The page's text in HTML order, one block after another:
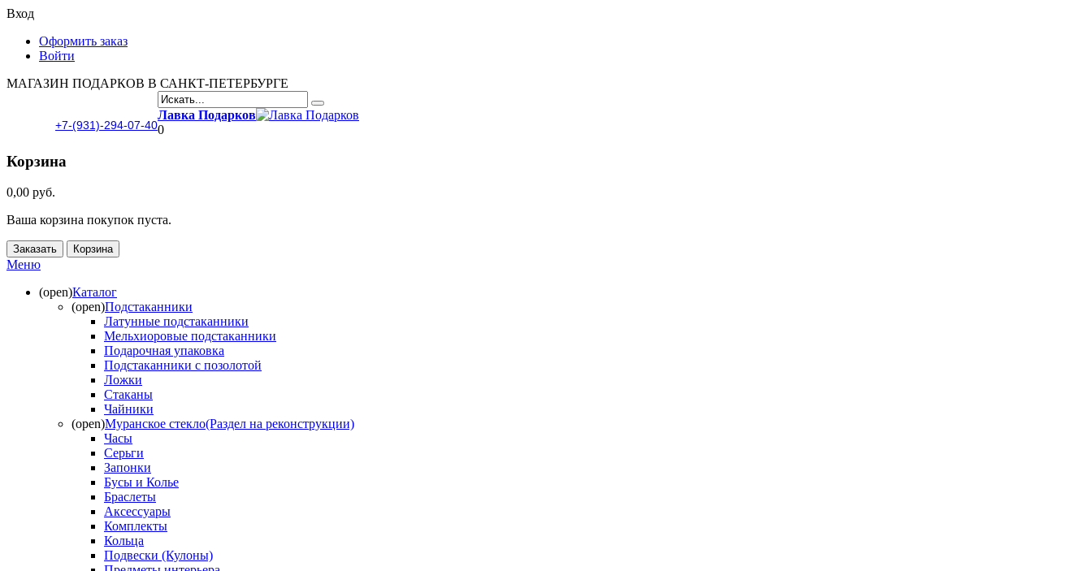
Вход
Оформить заказ
Войти
МАГАЗИН ПОДАРКОВ В САНКТ-ПЕТЕРБУРГЕ
+7-(931)-294-07-40
Лавка Подарков
0
Корзина
0,00 руб.
Ваша корзина покупок пуста.
Заказать Корзина
Меню
(open)Каталог
(open)Подстаканники
Латунные подстаканники
Мельхиоровые подстаканники
Подарочная упаковка
Подстаканники с позолотой
Ложки
Стаканы
Чайники
(open)Муранское стекло(Раздел на реконструкции)
Часы
Серьги
Запонки
Бусы и Колье
Браслеты
Аксессуары
Комплекты
Кольца
Подвески (Кулоны)